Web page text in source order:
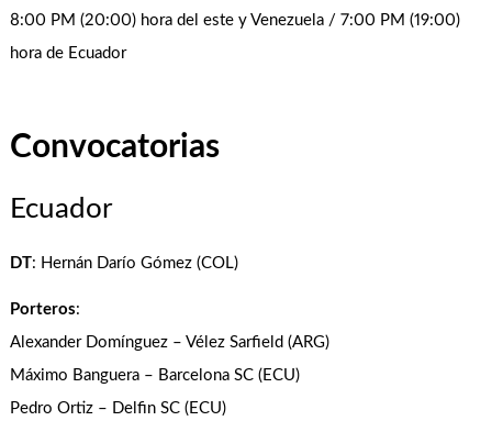
8:00 PM (20:00) hora del este y Venezuela / 7:00 PM (19:00)
hora de Ecuador
Convocatorias
Ecuador
DT: Hernán Darío Gómez (COL)
Porteros:
Alexander Domínguez – Vélez Sarfield (ARG)
Máximo Banguera – Barcelona SC (ECU)
Pedro Ortiz – Delfin SC (ECU)